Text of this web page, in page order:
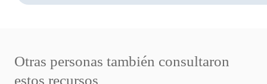
Otras personas también consultaron
estos recursos